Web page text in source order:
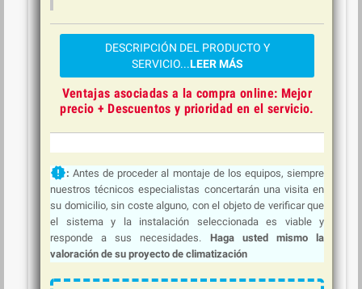
DESCRIPCIÓN DEL PRODUCTO Y
SERVICIO...LEER MÁS
Ventajas asociadas a la compra online: Mejor
precio + Descuentos y prioridad en el servicio.
new_releases: Antes de proceder al montaje de los equipos, siempre
nuestros técnicos especialistas concertarán una visita en
su domicilio, sin coste alguno, con el objeto de verificar que
el sistema y la instalación seleccionada es viable y
responde a sus necesidades. Haga usted mismo la
valoración de su proyecto de climatización